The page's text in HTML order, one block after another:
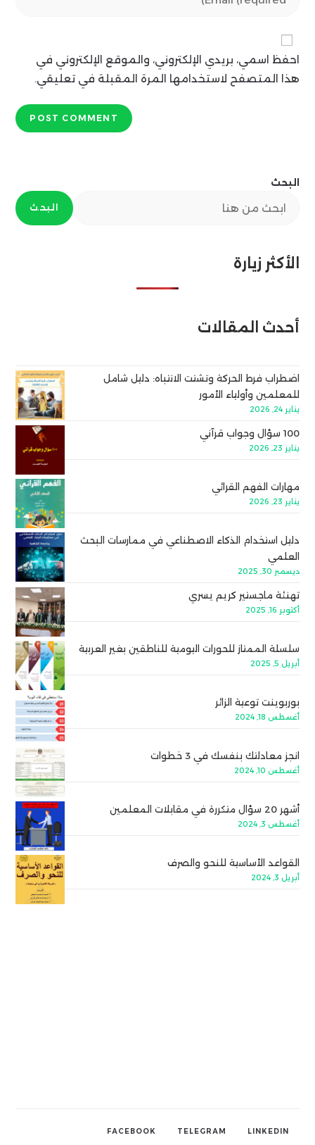
comment
your
address
to
comment
احفظ اسمي، بريدي الإلكتروني، والموقع الإلكتروني في
هذا المتصفح لاستخدامها المرة المقبلة في تعليقي.
البحث
البحث
الأكثر زيارة
أحدث المقالات
اضطراب فرط الحركة وتشتت الانتباه: دليل شامل
للمعلمين وأولياء الأمور
يناير 24, 2026
100 سؤال وجواب قرآني
يناير 23, 2026
مهارات الفهم القرائي
يناير 23, 2026
دليل استخدام الذكاء الاصطناعي في ممارسات البحث
العلمي
ديسمبر 30, 2025
تهنئة ماجستير كريم يسري
أكتوبر 16, 2025
سلسلة الممتاز للحورات اليومية للناطقين بغير العربية
أبريل 5, 2025
بوربوينت توعية الزائر
أغسطس 18, 2024
انجز معادلتك بنفسك في 3 خطوات
أغسطس 10, 2024
أشهر 20 سؤال متكررة في مقابلات المعلمين
أغسطس 3, 2024
القواعد الأساسية للنحو والصرف
أبريل 3, 2024
LINKEDIN
TELEGRAM
FACEBOOK